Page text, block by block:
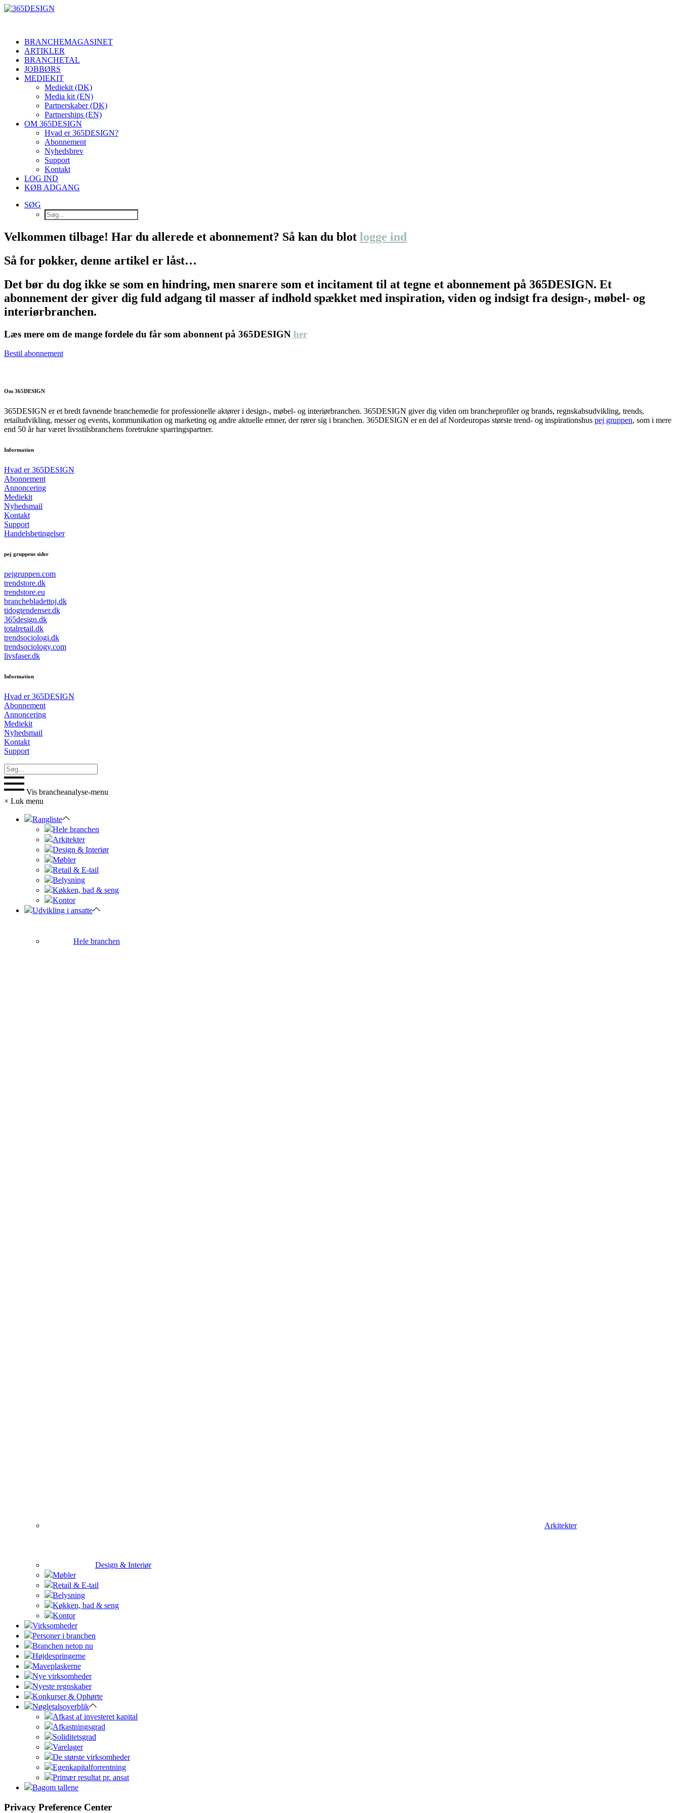
BRANCHEMAGASINET
ARTIKLER
BRANCHETAL
JOBBØRS
MEDIEKIT
Mediekit (DK)
Media kit (EN)
Partnerskaber (DK)
Partnerships (EN)
OM 365DESIGN
Hvad er 365DESIGN?
Abonnement
Nyhedsbrev
Support
Kontakt
LOG IND
KØB ADGANG
SØG
Velkommen tilbage! Har du allerede et abonnement? Så kan du blot logge ind
Så for pokker, denne artikel er låst…
Det bør du dog ikke se som en hindring, men snarere som et incitament til at tegne et abonnement på 365DESIGN. Et
abonnement der giver dig fuld adgang til masser af indhold spækket med inspiration, viden og indsigt fra design-, møbel- og
interiørbranchen.
Læs mere om de mange fordele du får som abonnent på 365DESIGN her
Bestil abonnement
Om 365DESIGN
365DESIGN er et bredt favnende branchemedie for professionelle aktører i design-, møbel- og interiørbranchen. 365DESIGN giver dig viden om brancheprofiler og brands, regnskabsudvikling, trends,
retailudvikling, messer og events, kommunikation og marketing og andre aktuelle emner, der rører sig i branchen. 365DESIGN er en del af Nordeuropas største trend- og inspirationshus pej gruppen, som i mere
end 50 år har været livsstilsbranchens foretrukne sparringspartner.
Information
Hvad er 365DESIGN
Abonnement
Annoncering
Mediekit
Nyhedsmail
Kontakt
Support
Handelsbetingelser
pej gruppens sider
pejgruppen.com
trendstore.dk
trendstore.eu
branchebladettoj.dk
tidogtendenser.dk
365design.dk
totalretail.dk
trendsociologi.dk
trendsociology.com
livsfaser.dk
Information
Hvad er 365DESIGN
Abonnement
Annoncering
Mediekit
Nyhedsmail
Kontakt
Support
Vis brancheanalyse-menu
× Luk menu
Rangliste
Hele branchen
Arkitekter
Design & Interiør
Møbler
Retail & E-tail
Belysning
Køkken, bad & seng
Kontor
Udvikling i ansatte
Hele branchen
Arkitekter
Design & Interiør
Møbler
Retail & E-tail
Belysning
Køkken, bad & seng
Kontor
Virksomheder
Personer i branchen
Branchen netop nu
Højdespringerne
Maveplaskerne
Nye virksomheder
Nyeste regnskaber
Konkurser & Ophørte
Nøgletalsoverblik
Afkast af investeret kapital
Afkastningsgrad
Soliditetsgrad
Varelager
De største virksomheder
Egenkapitalforrentning
Primær resultat pr. ansat
Bagom tallene
Privacy Preference Center